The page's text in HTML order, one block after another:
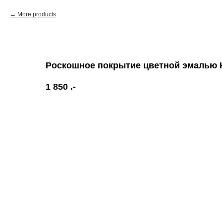
More products
Роскошное покрытие цветной эмалью
1 850 .-